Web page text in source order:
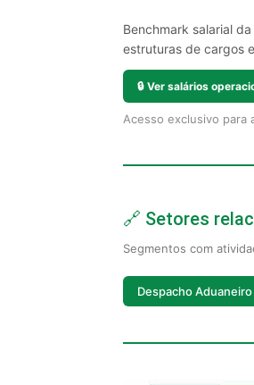
Benchmark salarial
estruturas de cargos
🔒 Ver salários
Acesso exclusivo para
🔗 Setores
Segmentos com
Despacho Aduaneiro